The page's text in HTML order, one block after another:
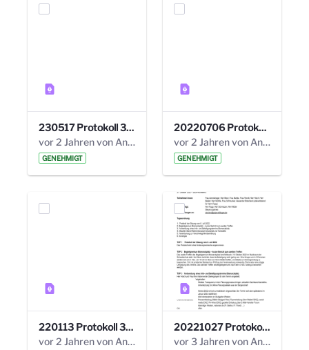
230517 Protokoll 35. Steuerungskreis.pdf
vor 2 Jahren von Anni Schlumberger
GENEHMIGT
20220706 Protokoll 33. Steuerungskreis.pdf
vor 2 Jahren von Anni Schlumberger
GENEHMIGT
220113 Protokoll 32. Steuerungskreis.pdf
vor 2 Jahren von Anni Schlumberger
20221027 Protokoll 34. Steuerungskreis.pdf
vor 3 Jahren von Anni Schlumberger